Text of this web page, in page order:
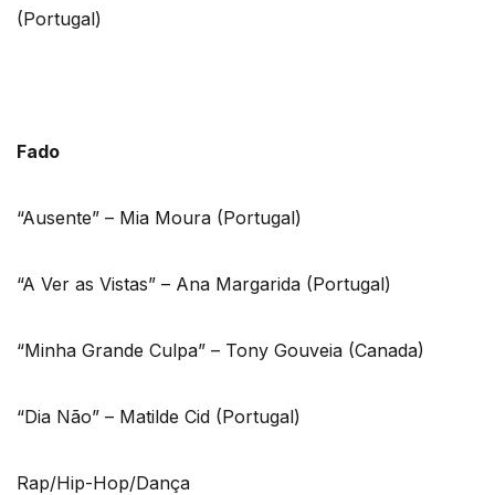
(Portugal)
Fado
“Ausente” – Mia Moura (Portugal)
“A Ver as Vistas” – Ana Margarida (Portugal)
“Minha Grande Culpa” – Tony Gouveia (Canada)
“Dia Não” – Matilde Cid (Portugal)
Rap/Hip-Hop/Dança